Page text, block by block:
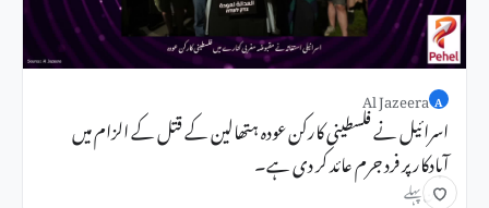
A
Al Jazeera
اسرائیل نے فلسطینی کارکن عودہ ہتھالین کے قتل کے الزام میں
آبادکار پر فرد جرم عائد کر دی ہے۔
1 دن پہلے